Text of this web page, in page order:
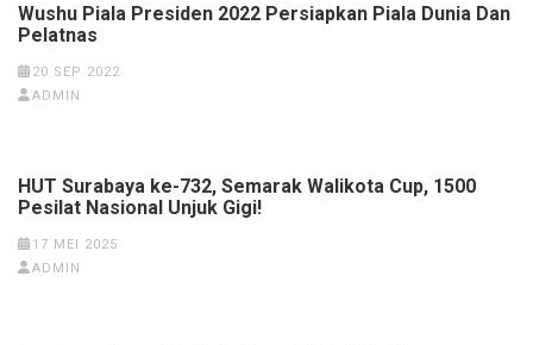
Wushu Piala Presiden 2022 Persiapkan Piala Dunia Dan
Pelatnas
20 SEP 2022
ADMIN
HUT Surabaya ke-732, Semarak Walikota Cup, 1500
Pesilat Nasional Unjuk Gigi!
17 MEI 2025
ADMIN